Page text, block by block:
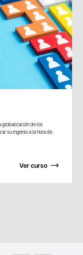
globalización de los
su ingenio a la hora de
Ver curso